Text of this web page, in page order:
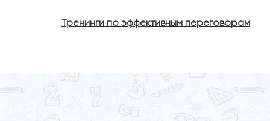
Тренинги по эффективным переговорам